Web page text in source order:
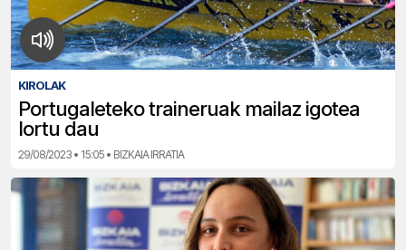
KIROLAK
Portugaleteko traineruak mailaz igotea
lortu dau
29/08/2023 • 15:05 • BIZKAIA IRRATIA